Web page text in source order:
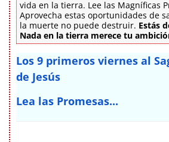
vida en la tierra. Lee las Magníficas
Aprovecha estas oportunidades de
la muerte no puede destruir. Estás
Nada en la tierra merece tu
Los 9 primeros viernes al
de Jesús
Lea las Promesas...